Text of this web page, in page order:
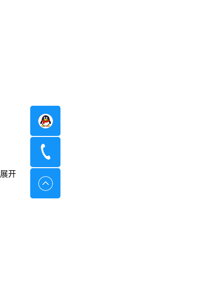
在线咨询
展开